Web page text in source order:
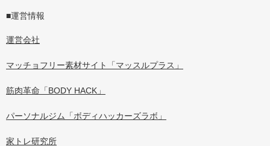
■運営情報
運営会社
マッチョフリー素材サイト「マッスルプラス」
筋肉革命「BODY HACK」
パーソナルジム「ボディハッカーズラボ」
家トレ研究所